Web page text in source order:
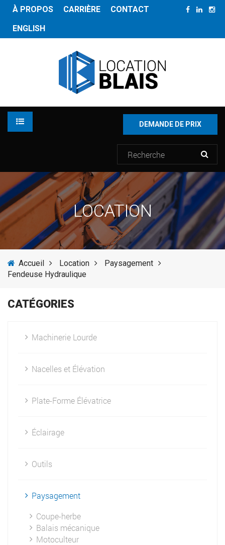
À PROPOS CARRIÈRE
CONTACT
ENGLISH
LOCATION
INVENTAIRE
SERVICES
ACTUALITÉS
FOURNISSEURS
DEMANDE DE PRIX
LOCATION
Accueil Location
Paysagement
Fendeuse Hydraulique
CATÉGORIES
Machinerie Lourde
Nacelles et Élévation
Plate-Forme Élévatrice
Éclairage
Outils
Paysagement
Coupe-herbe
Balais mécanique
Motoculteur